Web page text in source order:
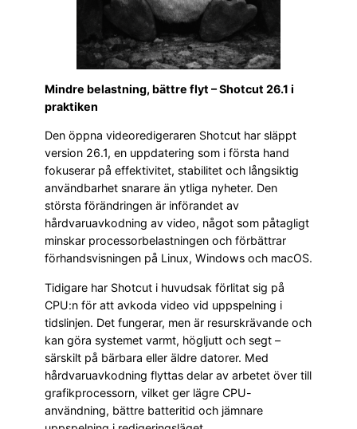
Mindre belastning, bättre flyt – Shotcut 26.1 i
praktiken
Den öppna videoredigeraren Shotcut har släppt
version 26.1, en uppdatering som i första hand
fokuserar på effektivitet, stabilitet och långsiktig
användbarhet snarare än ytliga nyheter. Den
största förändringen är införandet av
hårdvaruavkodning av video, något som påtagligt
minskar processorbelastningen och förbättrar
förhandsvisningen på Linux, Windows och macOS.
Tidigare har Shotcut i huvudsak förlitat sig på
CPU:n för att avkoda video vid uppspelning i
tidslinjen. Det fungerar, men är resurskrävande och
kan göra systemet varmt, högljutt och segt –
särskilt på bärbara eller äldre datorer. Med
hårdvaruavkodning flyttas delar av arbetet över till
grafikprocessorn, vilket ger lägre CPU-
användning, bättre batteritid och jämnare